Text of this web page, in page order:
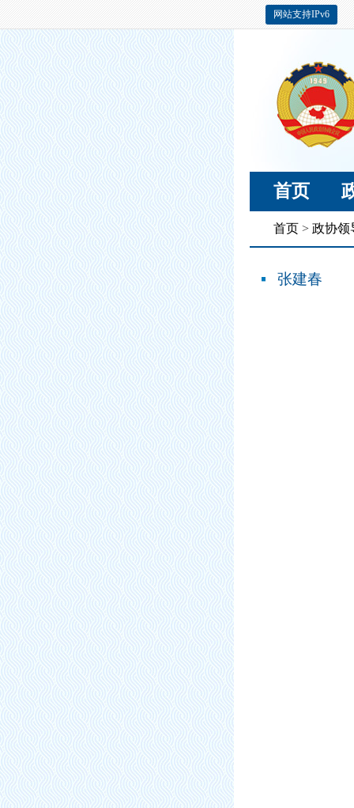
网站支持IPv6
首页
首页 > 政协领
张建春